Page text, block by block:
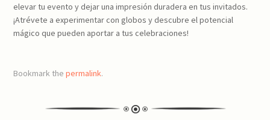
elevar tu evento y dejar una impresión duradera en tus invitados.
¡Atrévete a experimentar con globos y descubre el potencial
mágico que pueden aportar a tus celebraciones!
Bookmark thepermalink.